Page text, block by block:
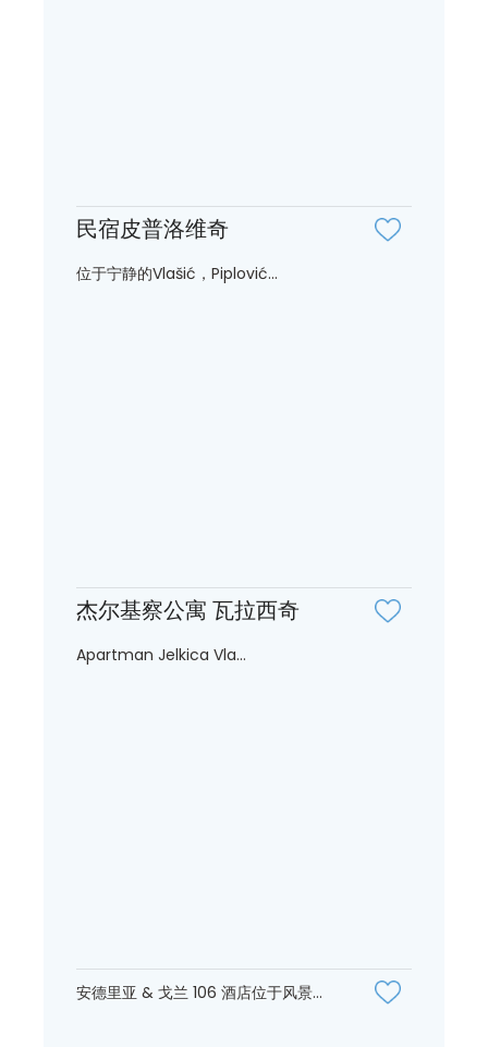
民宿皮普洛维奇
位于宁静的Vlašić，Piplović...
杰尔基察公寓 瓦拉西奇
Apartman Jelkica Vla...
安德里亚 & 戈兰 106 酒店位于风景...